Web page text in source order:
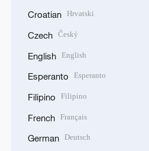
Croatian Hrvatski
Czech Český
English English
Esperanto Esperanto
Filipino Filipino
French Français
German Deutsch